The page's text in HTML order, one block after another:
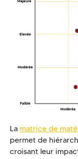
La matrice de
permet de
croisant leur